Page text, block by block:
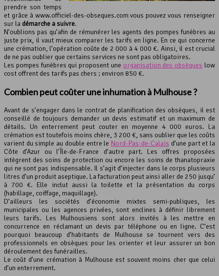
prendre son temps
et grâce à www.officiel-des-obseques.com vous pouvez vous renseigner
sur la démarche à suivre.
N’oublions pas qu’afin de rémunérer les agents des pompes funèbres au
juste prix, il vaut mieux comparer les tarifs en ligne. En ce qui concerne
une crémation, l’opération coûte de 2 000 à 4 000 €. Ainsi, il est crucial
de ne pas oublier que certains services ne sont pas obligatoires.
Les pompes funèbres qui proposent une organisation des obsèques low
cost offrent des tarifs pas chers ; environ 850 €.
Combien peut coûter une inhumation à Mulhouse ?
Avant de s’engager dans le contrat de planification des obsèques, il est
conseillé de toujours demander un devis estimatif et un maximum de
détails. Un enterrement peut couter en moyenne 4 000 euros. La
crémation est toutefois moins chère, 3 200 €, sans oublier que les coûts
varient du simple au double entre le Nord-Pas-de-Calais d’une part et la
Côte d’Azur ou l’Île-de-France d’autre part. Les offres proposées
intègrent des soins de protection ou encore les soins de thanatopraxie
qui ne sont pas indispensable. Il s’agit d’injecter dans le corps plusieurs
litres d’un produit aseptique. La facturation peut ainsi aller de 250 jusqu’
à 700 €. Elle inclut aussi la toilette et la présentation du corps
(habillage, coiffage, maquillage).
D’ailleurs les sociétés d’économie mixtes semi-publiques, les
municipales ou les agences privées, sont enclines à définir librement
leurs tarifs. Les Mulhousiens sont alors invités à les mettre en
concurrence en réclamant un devis par téléphone ou en ligne. C’est
pourquoi beaucoup d’habitants de Mulhouse se tournent vers des
professionnels en obsèques pour les orienter et leur assurer un bon
déroulement des funérailles.
Le coût d’une crémation à Mulhouse est souvent moins cher que celui
d’un enterrement.